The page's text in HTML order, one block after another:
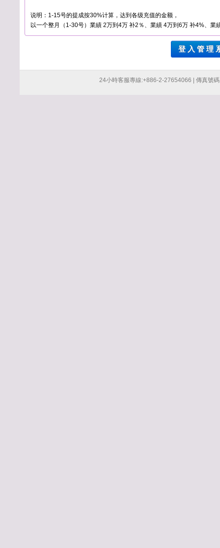
说明：1-15号的提成按30%计算，达到各级充值的金额，
以一个整月（1-30号）業績 2万到4万 补2％、業績 4万到6万 补4%、業
登 入 管 理
24小時客服專線:+886-2-27654066 | 傳真號